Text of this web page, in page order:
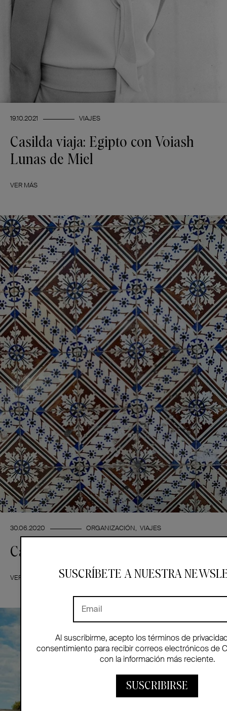
19.10.2021 VIAJES
Casilda viaja: Egipto con Voiash
Lunas de Miel
VER MÁS
30.06.2020 ORGANIZACIÓN VIAJES
Casarse en el Alentejo (Portugal)
VER MÁS SUSCRÍBETE A NUESTRA
Al suscribirme, acepto los términos de
consentimiento para recibir correos electrónicos de
con la información más reciente.
SUSCRIBIRSE